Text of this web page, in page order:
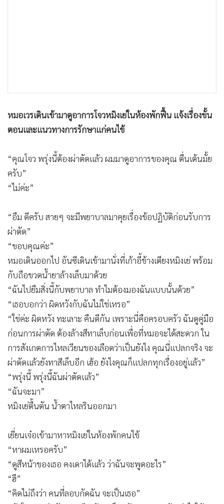
• SMEs
• อินโดจีน
• Celeb Online
• Factcheck
• ญี่ปุ่น
• Gotomanager
หมอเวรเดินเข้ามาดูอาการโจวหมิงเย่ในห้องพักฟื้น แจ้งเรื่องขั้น
ตอนและแนวทางการรักษาแก่คนไข้
“คุณโจว พรุ่งนี้ต้องผ่าตัดแล้ว ผมมาดูอาการของคุณ ตื่นเต้นมั้ย
ครับ”
“ไม่ค่ะ”
“อืม ดีครับ สายๆ จะมีพยาบาลมาคุยเรื่องข้อปฏิบัติก่อนรับการ
ผ่าตัด”
“ขอบคุณค่ะ”
หมอเดินออกไป อันซีเดินเข้ามานั่งที่เก้าอี้ข้างเตียงหมิงเย่ พร้อม
กับถือขวดน้ำยาล้างเล็บมาด้วย
“ฉันไปยืมสิ่งนี้กับพยาบาล ทำไมต้องมองฉันแบบนั้นด้วย”
“เธอบอกว่า ผิดหวังกับฉันไม่ใช่เหรอ”
“ใช่ค่ะ ผิดหวัง ทะเลาะ คืนดีกัน เพราะนี่คือครอบครัว ฉันดูคู่มือ
ก่อนการผ่าตัด ต้องล้างสีทาเล็บก่อนเพื่อที่หมอจะได้สะดวก ใน
การสังเกตการไหลเวียนของเลือดว่าเป็นยังไง คุณนี่แปลกจริง จะ
ผ่าตัดแล้วยังทาสีเล็บอีก เฮ้อ ยังไงคุณก็แปลกทุกเรื่องอยู่แล้ว”
“พรุ่งนี้ พรุ่งนี้ฉันผ่าตัดแล้ว”
“ฉันจะมา”
หมิงเย่ตื้นตัน น้ำตาไหลรินออกมา
เยี่ยนเจ๋อเข้ามาหาหมิงเย่ในห้องพักคนไข้
“หาผมเหรอครับ”
“ดูสีหน้าของเธอ คงเดาได้แล้ว ว่าฉันจะพูดอะไร”
“ฮึ”
“คิดไม่ถึงว่า คนที่ลอบกัดฉัน จะเป็นเธอ”